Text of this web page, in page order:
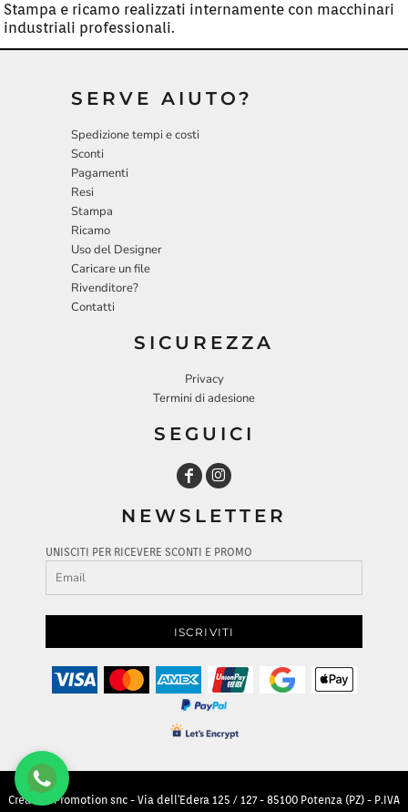
Stampa e ricamo realizzati internamente con macchinari
industriali professionali.
SERVE AIUTO?
Spedizione tempi e costi
Sconti
Pagamenti
Resi
Stampa
Ricamo
Uso del Designer
Caricare un file
Rivenditore?
Contatti
SICUREZZA
Privacy
Termini di adesione
SEGUICI
NEWSLETTER
UNISCITI PER RICEVERE SCONTI E PROMO
ISCRIVITI
Creative Promotion snc - Via dell'Edera 125 / 127 - 85100 Potenza (PZ) - P.IVA